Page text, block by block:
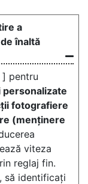
a
înaltă
] pentru
personalizate
fotografiere
(menținere
viteza
reglaj fin.
să identificați